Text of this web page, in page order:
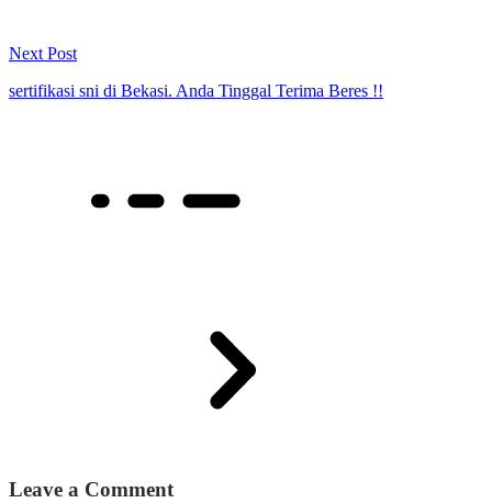
Next Post
sertifikasi sni di Bekasi. Anda Tinggal Terima Beres !!
Leave a Comment